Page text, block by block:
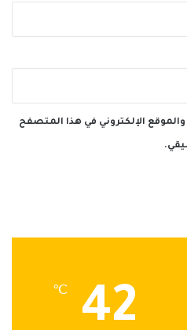
الإلكتروني في هذا المتصفح
42
℃